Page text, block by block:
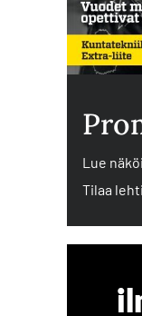
Lue
Tilaa lehti